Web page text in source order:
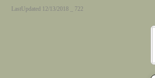
LastUpdated 12/13/2018 _ 722